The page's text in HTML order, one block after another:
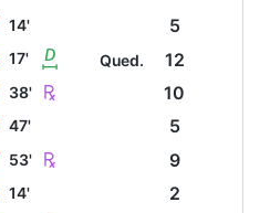
14' 5
17' b Qued. 12
38' Ç 10
47' 5
53' Ç 9
14' 2